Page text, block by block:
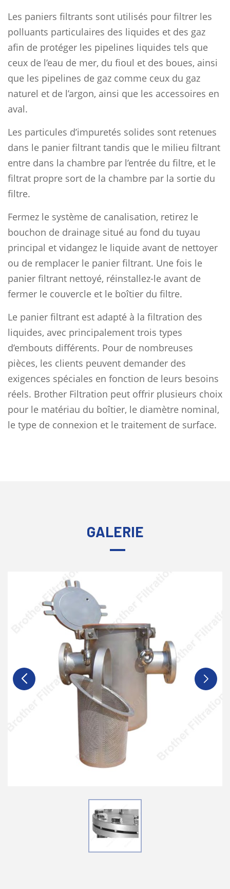
Les paniers filtrants sont utilisés pour filtrer les
polluants particulaires des liquides et des gaz
afin de protéger les pipelines liquides tels que
ceux de l’eau de mer, du fioul et des boues, ainsi
que les pipelines de gaz comme ceux du gaz
naturel et de l’argon, ainsi que les accessoires en
aval.
Les particules d’impuretés solides sont retenues
dans le panier filtrant tandis que le milieu filtrant
entre dans la chambre par l’entrée du filtre, et le
filtrat propre sort de la chambre par la sortie du
filtre.
Fermez le système de canalisation, retirez le
bouchon de drainage situé au fond du tuyau
principal et vidangez le liquide avant de nettoyer
ou de remplacer le panier filtrant. Une fois le
panier filtrant nettoyé, réinstallez-le avant de
fermer le couvercle et le boîtier du filtre.
Le panier filtrant est adapté à la filtration des
liquides, avec principalement trois types
d’embouts différents. Pour de nombreuses
pièces, les clients peuvent demander des
exigences spéciales en fonction de leurs besoins
réels. Brother Filtration peut offrir plusieurs choix
pour le matériau du boîtier, le diamètre nominal,
le type de connexion et le traitement de surface.
GALERIE